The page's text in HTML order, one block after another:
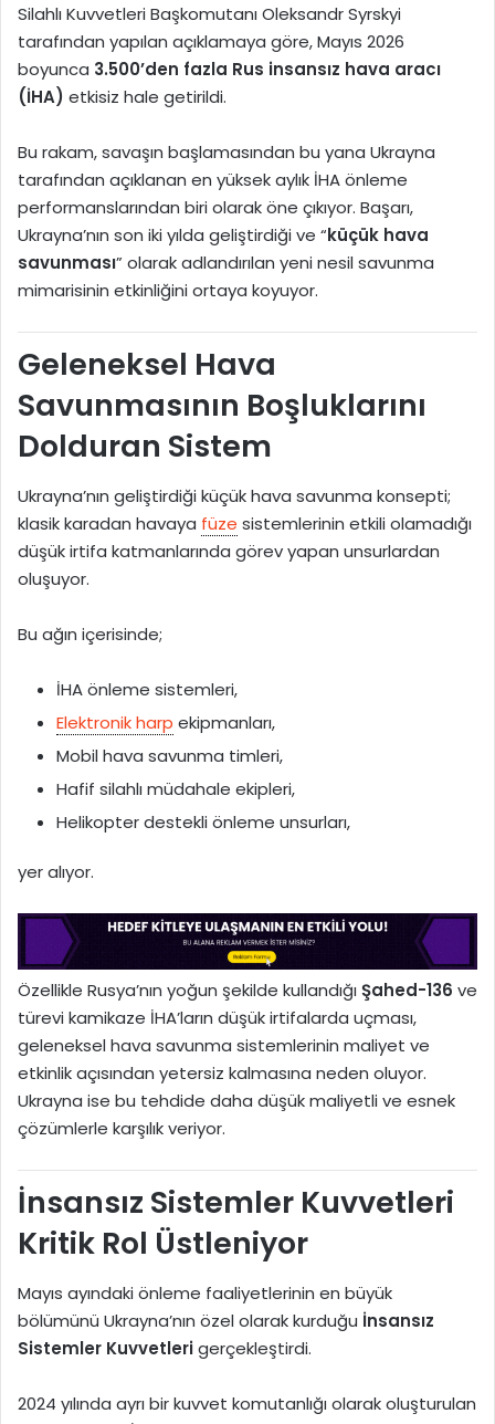
Silahlı Kuvvetleri BaşkomutanıOleksandr Syrskyi
tarafından yapılan açıklamaya göre, Mayıs 2026
boyunca 3.500’den fazla Rus insansız hava aracı
(İHA) etkisiz hale getirildi.
Bu rakam, savaşın başlamasından bu yana Ukrayna
tarafından açıklanan en yüksek aylık İHA önleme
performanslarından biri olarak öne çıkıyor. Başarı,
Ukrayna’nın son iki yılda geliştirdiği ve “küçük hava
savunması” olarak adlandırılan yeni nesil savunma
mimarisinin etkinliğini ortaya koyuyor.
Geleneksel Hava
Savunmasının Boşluklarını
Dolduran Sistem
Ukrayna’nın geliştirdiği küçük hava savunma konsepti;
klasik karadan havaya füze sistemlerinin etkili olamadığı
düşük irtifa katmanlarında görev yapan unsurlardan
oluşuyor.
Bu ağın içerisinde;
İHA önleme sistemleri,
Elektronik harp ekipmanları,
Mobil hava savunma timleri,
Hafif silahlı müdahale ekipleri,
Helikopter destekli önleme unsurları,
yer alıyor.
Özellikle Rusya’nın yoğun şekilde kullandığıŞahed-136 ve
türevi kamikaze İHA’ların düşük irtifalarda uçması,
geleneksel hava savunma sistemlerinin maliyet ve
etkinlik açısından yetersiz kalmasına neden oluyor.
Ukrayna ise bu tehdide daha düşük maliyetli ve esnek
çözümlerle karşılık veriyor.
İnsansız Sistemler Kuvvetleri
Kritik Rol Üstleniyor
Mayıs ayındaki önleme faaliyetlerinin en büyük
bölümünü Ukrayna’nın özel olarak kurduğu İnsansız
Sistemler Kuvvetlerigerçekleştirdi.
2024 yılında ayrı bir kuvvet komutanlığı olarak oluşturulan